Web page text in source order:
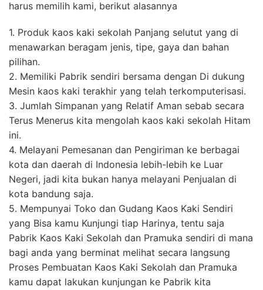
harus memilih kami, berikut alasannya
1. Produk kaos kaki sekolah Panjang selutut yang di
menawarkan beragam jenis, tipe, gaya dan bahan
pilihan.
2. Memiliki Pabrik sendiri bersama dengan Di dukung
Mesin kaos kaki terakhir yang telah terkomputerisasi.
3. Jumlah Simpanan yang Relatif Aman sebab secara
Terus Menerus kita mengolah kaos kaki sekolah Hitam
ini.
4. Melayani Pemesanan dan Pengiriman ke berbagai
kota dan daerah di Indonesia lebih-lebih ke Luar
Negeri, jadi kita bukan hanya melayani Penjualan di
kota bandung saja.
5. Mempunyai Toko dan Gudang Kaos Kaki Sendiri
yang Bisa kamu Kunjungi tiap Harinya, tentu saja
Pabrik Kaos Kaki Sekolah dan Pramuka sendiri di mana
bagi anda yang berminat melihat secara langsung
Proses Pembuatan Kaos Kaki Sekolah dan Pramuka
kamu dapat lakukan kunjungan ke Pabrik kita